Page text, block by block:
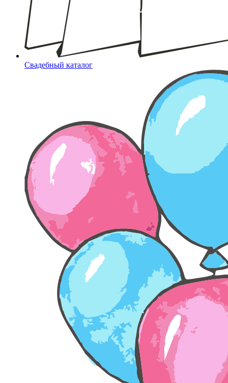
Свадебный каталог